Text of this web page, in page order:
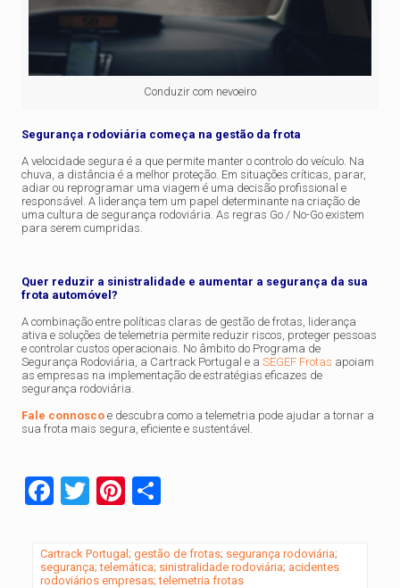
Conduzir com nevoeiro
Segurança rodoviária começa na gestão da frota
A velocidade segura é a que permite manter o controlo do veículo. Na
chuva, a distância é a melhor proteção. Em situações críticas, parar,
adiar ou reprogramar uma viagem é uma decisão profissional e
responsável. A liderança tem um papel determinante na criação de
uma cultura de segurança rodoviária. As regras Go / No-Go existem
para serem cumpridas.
Quer reduzir a sinistralidade e aumentar a segurança da sua
frota automóvel?
A combinação entre políticas claras de gestão de frotas, liderança
ativa e soluções de telemetria permite reduzir riscos, proteger pessoas
e controlar custos operacionais. No âmbito do Programa de
Segurança Rodoviária, a Cartrack Portugal e aSEGEF Frotas apoiam
as empresas na implementação de estratégias eficazes de
segurança rodoviária.
Fale connosco e descubra como a telemetria pode ajudar a tornar a
sua frota mais segura, eficiente e sustentável.
Facebook
TwitterPinterest
Cartrack Portugal; gestão de frotas; segurança rodoviária;
segurança; telemática; sinistralidade rodoviária; acidentes
rodoviários empresas; telemetria frotas